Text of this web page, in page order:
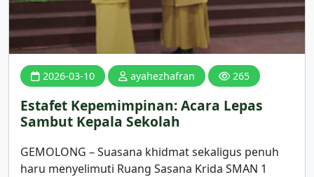
2026-03-10 ayahezhafran 265
Estafet Kepemimpinan: Acara Lepas
Sambut Kepala Sekolah
GEMOLONG – Suasana khidmat sekaligus penuh
haru menyelimuti Ruang Sasana Krida SMAN 1